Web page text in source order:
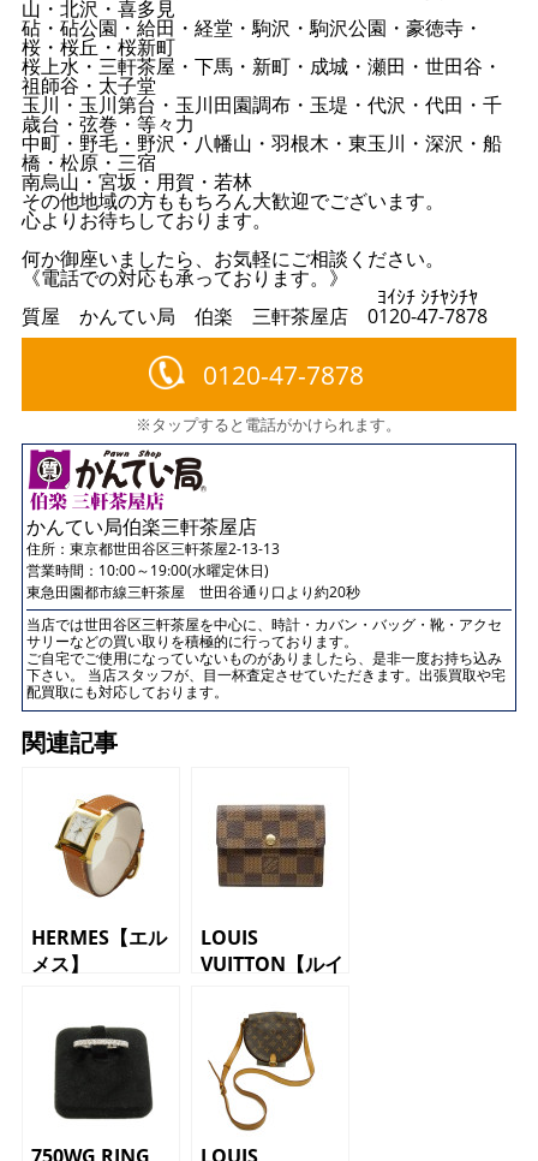
山・北沢・喜多見
砧・砧公園・給田・経堂・駒沢・駒沢公園・豪徳寺・
桜・桜丘・桜新町
桜上水・三軒茶屋・下馬・新町・成城・瀬田・世田谷・
祖師谷・太子堂
玉川・玉川第台・玉川田園調布・玉堤・代沢・代田・千
歳台・弦巻・等々力
中町・野毛・野沢・八幡山・羽根木・東玉川・深沢・船
橋・松原・三宿
南烏山・宮坂・用賀・若林
その他地域の方ももちろん大歓迎でございます。
心よりお待ちしております。
何か御座いましたら、お気軽にご相談ください。
《電話での対応も承っております。》
ﾖｲｼﾁ ｼﾁﾔｼﾁﾔ
質屋 かんてい局 伯楽 三軒茶屋店 0120-47-7878
0120-47-7878
※タップすると電話がかけられます。
かんてい局伯楽三軒茶屋店
住所： 東京都世田谷区三軒茶屋2-13-13
営業時間：10:00～19:00(水曜定休日)
東急田園都市線三軒茶屋 世田谷通り口より約20秒
当店では世田谷区三軒茶屋を中心に、時計・カバン・バッグ・靴・アクセ
サリーなどの買い取りを積極的に行っております。
ご自宅でご使用になっていないものがありましたら、是非一度お持ち込み
下さい。 当店スタッフが、目一杯査定させていただきます。出張買取や宅
配買取にも対応しております。
関連記事
HERMES【エル
メス】
LOUIS
VUITTON【ルイ